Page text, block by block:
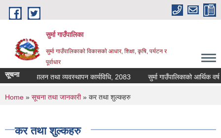
Skip to main content
सुर्मा गाउँपालिका
सुर्मा गाउँपालिकाकाे विकासकाे आधार, शिक्षा, कृषि, पर्यटन र
पूर्वाधार
सूचना
दिवा खाजा संचालन तथा व्यवस्थापन कार्यविधि, 2083
You are here
Home » सूचना तथा जानकारी» कर तथा शुल्कहरु
कर तथा शुल्कहरु